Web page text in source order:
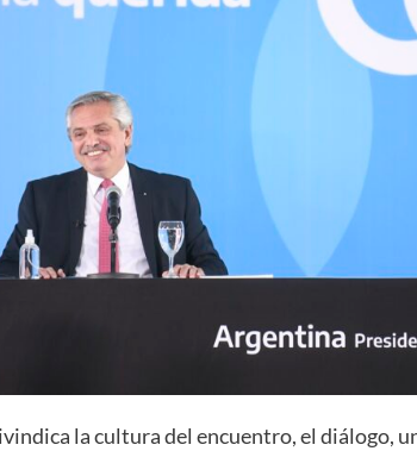
la cultura del encuentro, el diálogo,